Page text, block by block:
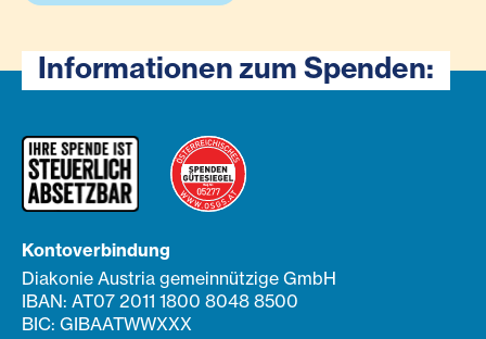
Informationen zum Spenden:
Kontoverbindung
Diakonie Austria gemeinnützige GmbH
IBAN: AT07 2011 1800 8048 8500
BIC: GIBAATWWXXX